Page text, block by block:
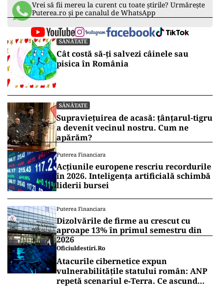
Vrei să fii mereu la curent cu toate știrile? Urmărește
Puterea.ro și pe canalul de WhatsApp
SĂNĂTATE
Cât costă să-ți salvezi câinele sau
pisica în România
SĂNĂTATE
Supraviețuirea de acasă: țânțarul-tigru
a devenit vecinul nostru. Cum ne
apărăm?
Puterea Financiara
Acțiunile europene rescriu recordurile
în 2026. Inteligența artificială schimbă
liderii bursei
Puterea Financiara
Dizolvările de firme au crescut cu
aproape 13% în primul semestru din
2026
Oficiuldestiri.ro
Atacurile cibernetice expun
vulnerabilitățile statului român: ANP
repetă scenariul e‑Terra. Ce ascund